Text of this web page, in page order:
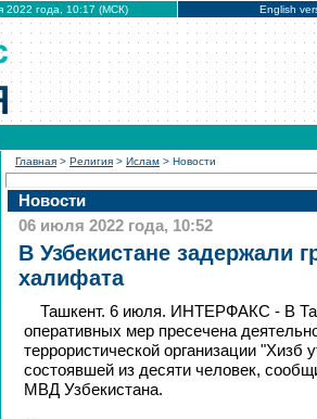
2022 года, 10:17 (МСК) English
Главная > Религия > Ислам > Новости
Новости
06 июля 2022 года, 10:52
В Узбекистане задержали
халифата
Ташкент. 6 июля. ИНТЕРФАКС - В
оперативных мер пресечена
террористической организации
состоявшей из десяти человек,
МВД Узбекистана.